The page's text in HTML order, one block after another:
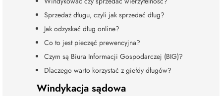
Sprzedaż długu, czyli jak sprzedać dług?
Jak odzyskać dług online?
Co to jest pieczęć prewencyjna?
Czym są Biura Informacji Gospodarczej (BIG)?
Dlaczego warto korzystać z giełdy długów?
Windykacja sądowa